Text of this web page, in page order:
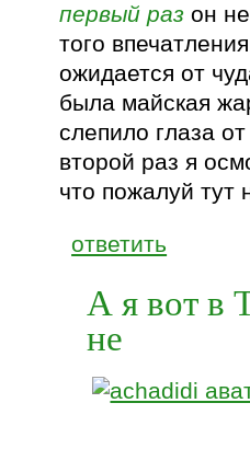
первый раз он
того
ожидается от
была майская
слепило глаза
второй раз я
что пожалуй тут
ответить
А я вот в
не